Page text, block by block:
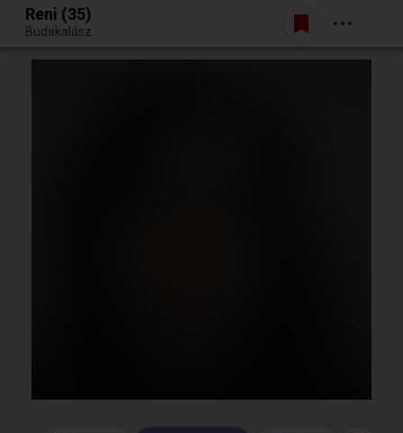
Egy jó randiból bármi lehet.
Belépés
Reni (35)
Budakalász